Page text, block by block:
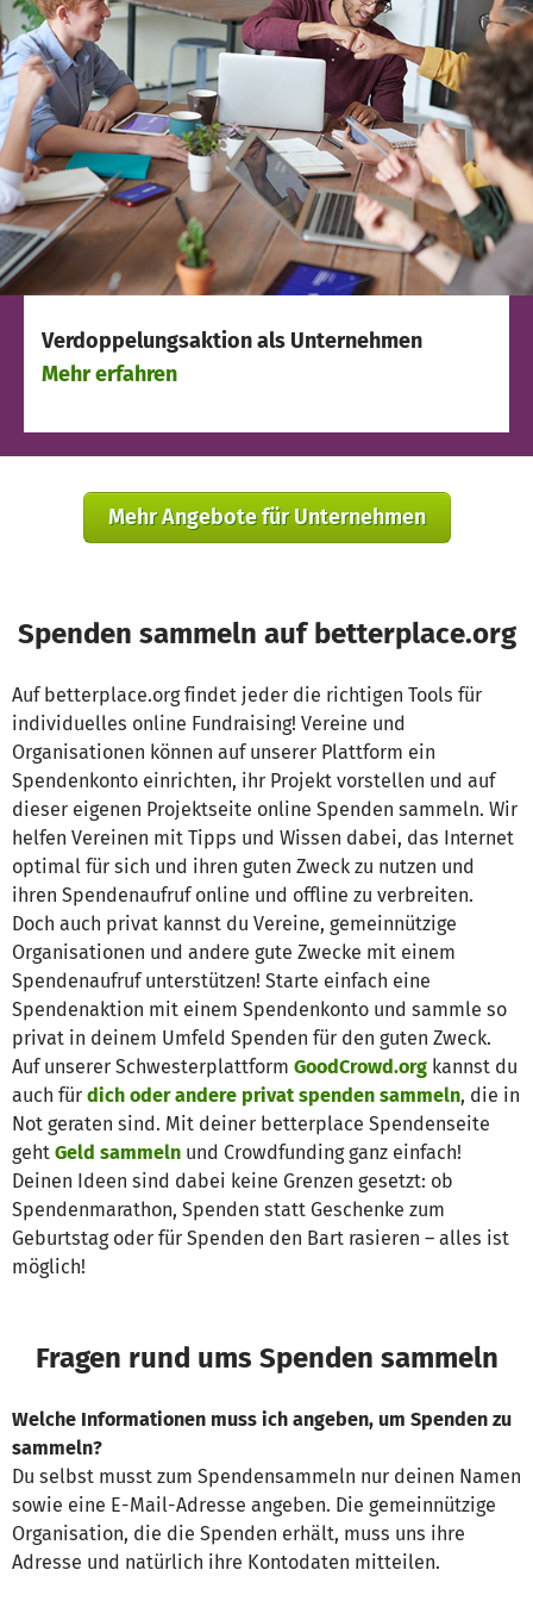
Verdoppelungsaktion als Unternehmen
Mehr erfahren
Mehr Angebote für Unternehmen
Spenden sammeln auf betterplace.org
Auf betterplace.org findet jeder die richtigen Tools für
individuelles online Fundraising! Vereine und
Organisationen können auf unserer Plattform ein
Spendenkonto einrichten, ihr Projekt vorstellen und auf
dieser eigenen Projektseite online Spenden sammeln. Wir
helfen Vereinen mit Tipps und Wissen dabei, das Internet
optimal für sich und ihren guten Zweck zu nutzen und
ihren Spendenaufruf online und offline zu verbreiten.
Doch auch privat kannst du Vereine, gemeinnützige
Organisationen und andere gute Zwecke mit einem
Spendenaufruf unterstützen! Starte einfach eine
Spendenaktion mit einem Spendenkonto und sammle so
privat in deinem Umfeld Spenden für den guten Zweck.
Auf unserer Schwesterplattform GoodCrowd.org kannst du
auch für dich oder andere privat spenden sammeln, die in
Not geraten sind. Mit deiner betterplace Spendenseite
geht Geld sammeln und Crowdfunding ganz einfach!
Deinen Ideen sind dabei keine Grenzen gesetzt: ob
Spendenmarathon, Spenden statt Geschenke zum
Geburtstag oder für Spenden den Bart rasieren – alles ist
möglich!
Fragen rund ums Spenden sammeln
Welche Informationen muss ich angeben, um Spenden zu
sammeln?
Du selbst musst zum Spendensammeln nur deinen Namen
sowie eine E-Mail-Adresse angeben. Die gemeinnützige
Organisation, die die Spenden erhält, muss uns ihre
Adresse und natürlich ihre Kontodaten mitteilen.